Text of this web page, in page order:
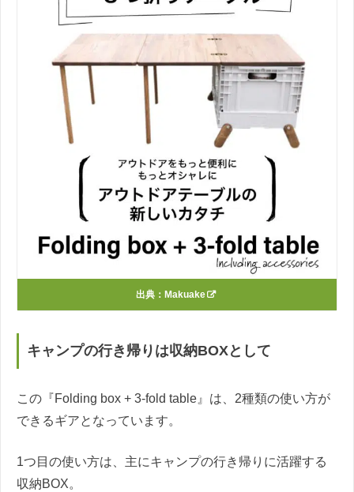
出典： Makuake
キャンプの行き帰りは収納BOXとして
この『Folding box + 3-fold table』は、2種類の使い方が
できるギアとなっています。
1つ目の使い方は、主にキャンプの行き帰りに活躍する
収納BOX。